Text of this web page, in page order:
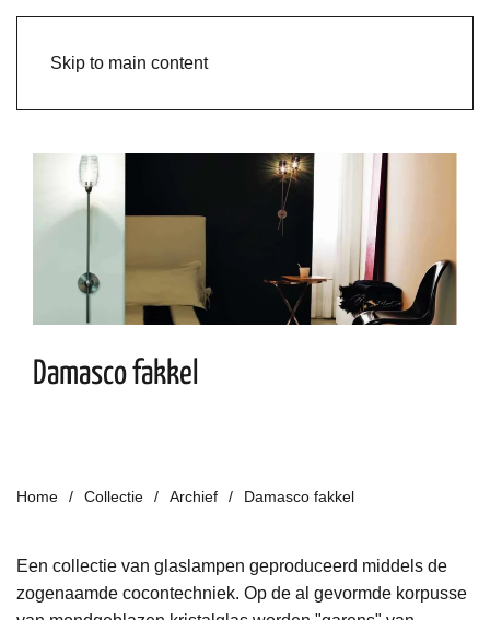
Skip to main content
Damasco fakkel
Home Collectie Archief Damasco fakkel
Een collectie van glaslampen geproduceerd middels de
zogenaamde cocontechniek. Op de al gevormde korpusse